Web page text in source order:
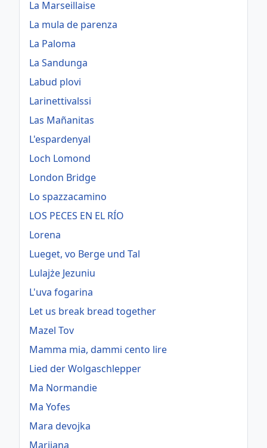
La Marseillaise
La mula de parenza
La Paloma
La Sandunga
Labud plovi
Larinettivalssi
Las Mañanitas
L'espardenyal
Loch Lomond
London Bridge
Lo spazzacamino
LOS PECES EN EL RÍO
Lorena
Lueget, vo Berge und Tal
Lulajże Jezuniu
L'uva fogarina
Let us break bread together
Mazel Tov
Mamma mia, dammi cento lire
Lied der Wolgaschlepper
Ma Normandie
Ma Yofes
Mara devojka
Marijana